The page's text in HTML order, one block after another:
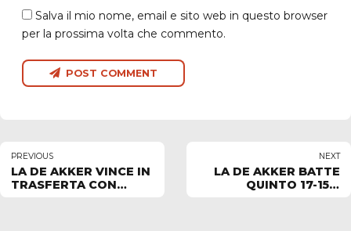
Salva il mio nome, email e sito web in questo browser
per la prossima volta che commento.
POST COMMENT
PREVIOUS
LA DE AKKER VINCE IN
TRASFERTA CON
NEXT
LA DE AKKER BATTE
QUINTO 17-15 E